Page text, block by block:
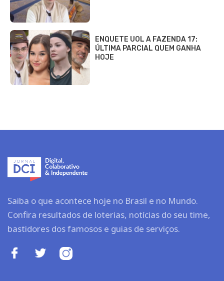
ENQUETE UOL A FAZENDA 17:
ÚLTIMA PARCIAL QUEM GANHA
HOJE
Saiba o que acontece hoje no Brasil e no Mundo.
Confira resultados de loterias, notícias do seu time,
bastidores dos famosos e guias de serviços.